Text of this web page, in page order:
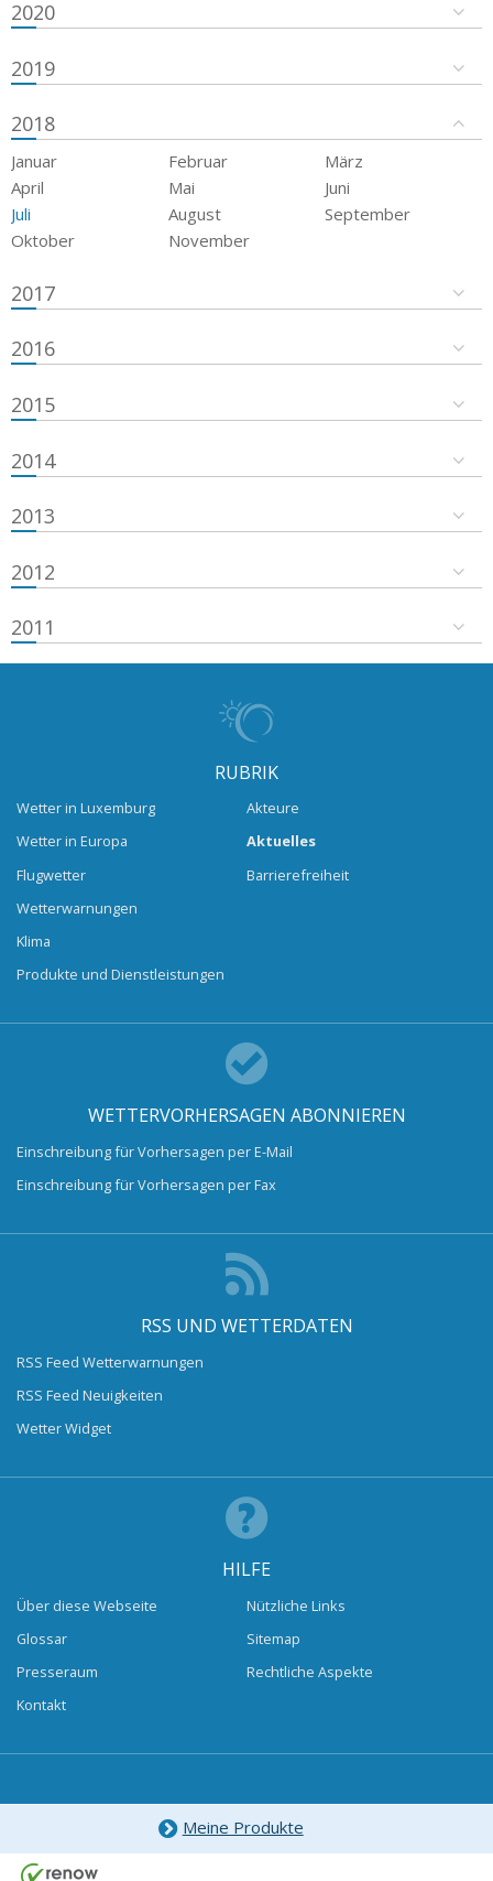
2020
2019
2018
Januar Februar
März
April
Mai
Juni
Juli
August
September
Oktober
November
2017
2016
2015
2014
2013
2012
2011
RUBRIK
Wetter in Luxemburg
Wetter in Europa
Flugwetter
Wetterwarnungen
Klima
Produkte und Dienstleistungen
Akteure
Aktuelles
Barrierefreiheit
WETTERVORHERSAGEN ABONNIEREN
Einschreibung für Vorhersagen per E-Mail
Einschreibung für Vorhersagen per Fax
RSS UND WETTERDATEN
RSS Feed Wetterwarnungen
RSS Feed Neuigkeiten
Wetter Widget
HILFE
Über diese Webseite
Glossar
Presseraum
Kontakt
Nützliche Links
Sitemap
Rechtliche Aspekte
Meine Produkte